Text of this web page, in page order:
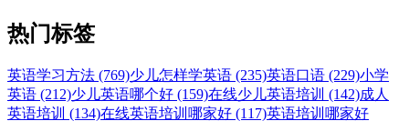
热门标签
英语学习方法 (769)少儿怎样学英语 (235)英语口语 (229)小学
英语 (212)少儿英语哪个好 (159)在线少儿英语培训 (142)成人
英语培训 (134)在线英语培训哪家好 (117)英语培训哪家好